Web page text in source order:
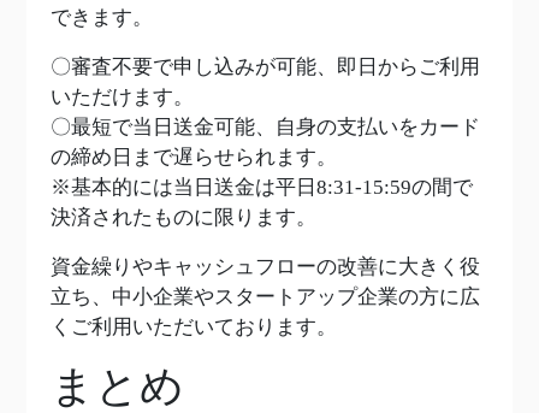
できます。
〇審査不要で申し込みが可能、即日からご利用
いただけます。
〇最短で当日送金可能、自身の支払いをカード
の締め日まで遅らせられます。
※基本的には当日送金は平日8:31-15:59の間で
決済されたものに限ります。
資金繰りやキャッシュフローの改善に大きく役
立ち、中小企業やスタートアップ企業の方に広
くご利用いただいております。
まとめ